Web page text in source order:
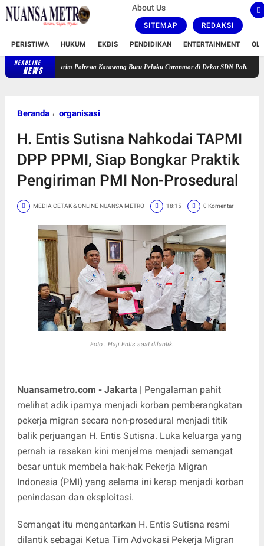
About Us
SITEMAP REDAKSI
PERISTIWA HUKUM EKBIS PENDIDIKAN ENTERTAINMENT
HEADLINE
NEWS
Satreskrim Polresta Karawang Buru Pelaku Curanmor di Dekat SDN Palumbonsari I,
Beranda organisasi
H. Entis Sutisna Nahkodai TAPMI
DPP PPMI, Siap Bongkar Praktik
Pengiriman PMI Non-Prosedural
MEDIA CETAK & ONLINE NUANSA METRO 18:15 0 Komentar
Foto : Haji Entis saat dilantik.
Nuansametro.com - Jakarta | Pengalaman pahit
melihat adik iparnya menjadi korban pemberangkatan
pekerja migran secara non-prosedural menjadi titik
balik perjuangan H. Entis Sutisna. Luka keluarga yang
pernah ia rasakan kini menjelma menjadi semangat
besar untuk membela hak-hak Pekerja Migran
Indonesia (PMI) yang selama ini kerap menjadi korban
penindasan dan eksploitasi.
Semangat itu mengantarkan H. Entis Sutisna resmi
dilantik sebagai Ketua Tim Advokasi Pekerja Migran